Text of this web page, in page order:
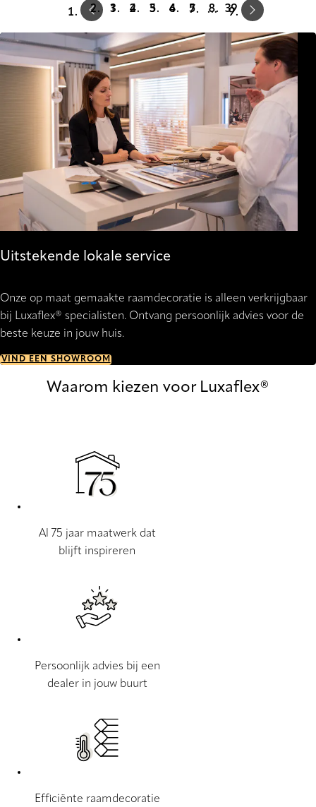
Prev 1 2 3 4 5 … 39 Next
Uitstekende lokale service
Onze op maat gemaakte raamdecoratie is alleen verkrijgbaar
bij Luxaflex® specialisten. Ontvang persoonlijk advies voor de
beste keuze in jouw huis.
VIND EEN SHOWROOM
Waarom kiezen voor Luxaflex®
Al 75 jaar maatwerk dat
blijft inspireren
Persoonlijk advies bij een
dealer in jouw buurt
Efficiënte raamdecoratie